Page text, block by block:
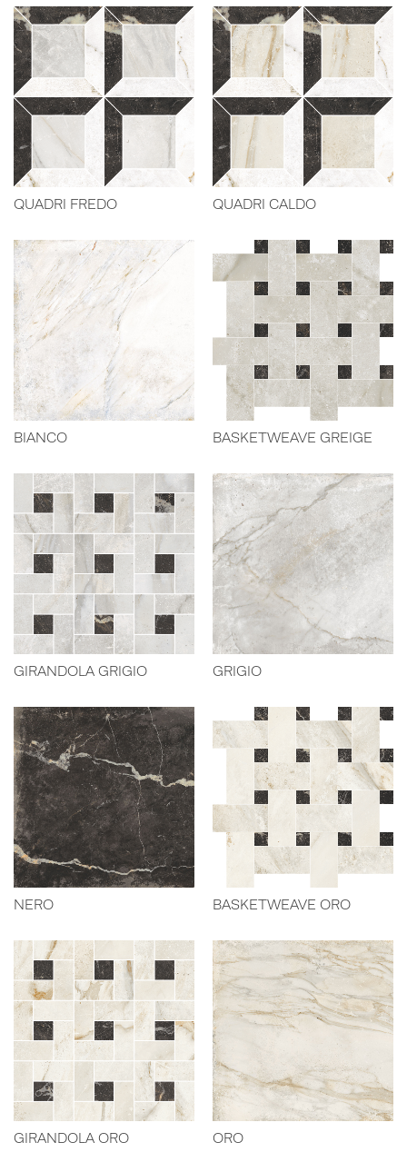
QUADRI FREDO QUADRI CALDO
BIANCO BASKETWEAVE GREIGE
GIRANDOLA GRIGIO GRIGIO
NERO BASKETWEAVE ORO
GIRANDOLA ORO ORO